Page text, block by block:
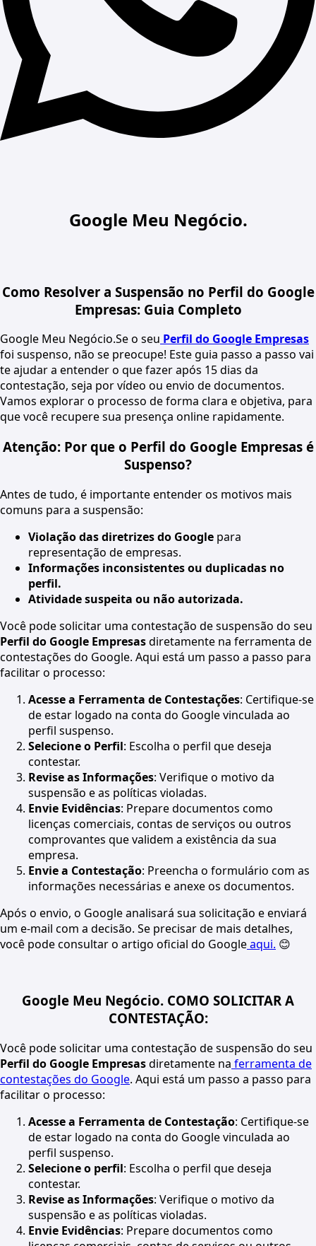
Google Meu Negócio.
Como Resolver a Suspensão no Perfil do Google
Empresas: Guia Completo
Google Meu Negócio.Se o seu Perfil do Google Empresas
foi suspenso, não se preocupe! Este guia passo a passo vai
te ajudar a entender o que fazer após 15 dias da
contestação, seja por vídeo ou envio de documentos.
Vamos explorar o processo de forma clara e objetiva, para
que você recupere sua presença online rapidamente.
Atenção: Por que o Perfil do Google Empresas é
Suspenso?
Antes de tudo, é importante entender os motivos mais
comuns para a suspensão:
Violação das diretrizes do Google para
representação de empresas.
Informações inconsistentes ou duplicadas no
perfil.
Atividade suspeita ou não autorizada.
Você pode solicitar uma contestação de suspensão do seu
Perfil do Google Empresasdiretamente na ferramenta de
contestações do Google. Aqui está um passo a passo para
facilitar o processo:
Acesse a Ferramenta de Contestações: Certifique-se
de estar logado na conta do Google vinculada ao
perfil suspenso.
Selecione o Perfil: Escolha o perfil que deseja
contestar.
Revise as Informações: Verifique o motivo da
suspensão e as políticas violadas.
Envie Evidências: Prepare documentos como
licenças comerciais, contas de serviços ou outros
comprovantes que validem a existência da sua
empresa.
Envie a Contestação: Preencha o formulário com as
informações necessárias e anexe os documentos.
Após o envio, o Google analisará sua solicitação e enviará
um e-mail com a decisão. Se precisar de mais detalhes,
você pode consultar o artigo oficial do Googleaqui. 😊
Google Meu Negócio. COMO SOLICITAR A
CONTESTAÇÃO:
Você pode solicitar uma contestação de suspensão do seu
Perfil do Google Empresasdiretamente na ferramenta de
contestações do Google. Aqui está um passo a passo para
facilitar o processo:
Acesse a Ferramenta de Contestação: Certifique-se
de estar logado na conta do Google vinculada ao
perfil suspenso.
Selecione o perfil: Escolha o perfil que deseja
contestar.
Revise as Informações: Verifique o motivo da
suspensão e as políticas violadas.
Envie Evidências: Prepare documentos como